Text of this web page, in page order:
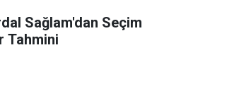
Sağlam'dan Seçim
Tahmini